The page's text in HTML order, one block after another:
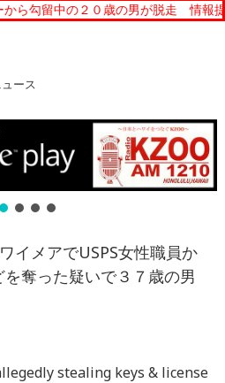
勾留中の２０歳の男が脱走 情報提供
ース
イメアでUSPS女性職員か
奪った疑いで３７歳の男
stealing keys & license